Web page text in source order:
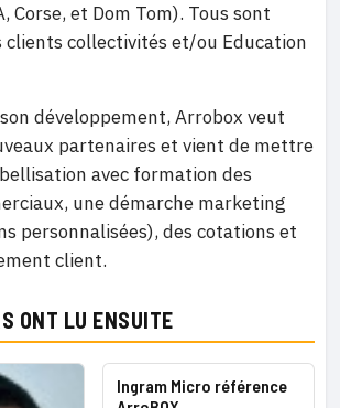
Corse, et Dom Tom). Tous sont
clients collectivités et/ou Education
développement, Arrobox veut
partenaires et vient de mettre
avec formation des
une démarche marketing
personnalisées), des cotations et
client.
ONT LU ENSUITE
Ingram Micro référence